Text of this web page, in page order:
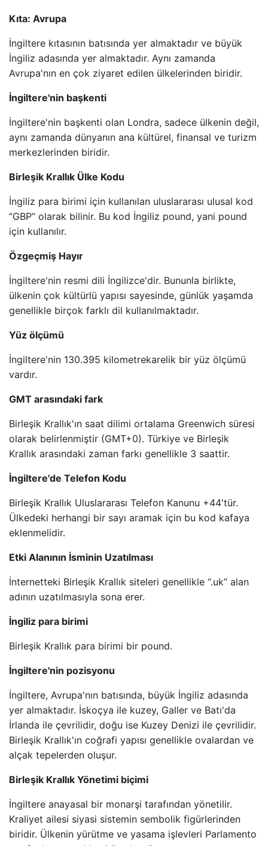
Kıta: Avrupa
İngiltere kıtasının batısında yer almaktadır ve büyük
İngiliz adasında yer almaktadır. Aynı zamanda
Avrupa'nın en çok ziyaret edilen ülkelerinden biridir.
İngiltere'nin başkenti
İngiltere'nin başkenti olan Londra, sadece ülkenin değil,
aynı zamanda dünyanın ana kültürel, finansal ve turizm
merkezlerinden biridir.
Birleşik Krallık Ülke Kodu
İngiliz para birimi için kullanılan uluslararası ulusal kod
“GBP” olarak bilinir. Bu kod İngiliz pound, yani pound
için kullanılır.
Özgeçmiş Hayır
İngiltere'nin resmi dili İngilizce'dir. Bununla birlikte,
ülkenin çok kültürlü yapısı sayesinde, günlük yaşamda
genellikle birçok farklı dil kullanılmaktadır.
Yüz ölçümü
İngiltere'nin 130.395 kilometrekarelik bir yüz ölçümü
vardır.
GMT arasındaki fark
Birleşik Krallık'ın saat dilimi ortalama Greenwich süresi
olarak belirlenmiştir (GMT+0). Türkiye ve Birleşik
Krallık arasındaki zaman farkı genellikle 3 saattir.
İngiltere'de Telefon Kodu
Birleşik Krallık Uluslararası Telefon Kanunu +44'tür.
Ülkedeki herhangi bir sayı aramak için bu kod kafaya
eklenmelidir.
Etki Alanının İsminin Uzatılması
İnternetteki Birleşik Krallık siteleri genellikle “.uk” alan
adının uzatılmasıyla sona erer.
İngiliz para birimi
Birleşik Krallık para birimi bir pound.
İngiltere'nin pozisyonu
İngiltere, Avrupa'nın batısında, büyük İngiliz adasında
yer almaktadır. İskoçya ile kuzey, Galler ve Batı'da
İrlanda ile çevrilidir, doğu ise Kuzey Denizi ile çevrilidir.
Birleşik Krallık'ın coğrafi yapısı genellikle ovalardan ve
alçak tepelerden oluşur.
Birleşik Krallık Yönetimi biçimi
İngiltere anayasal bir monarşi tarafından yönetilir.
Kraliyet ailesi siyasi sistemin sembolik figürlerinden
biridir. Ülkenin yürütme ve yasama işlevleri Parlamento